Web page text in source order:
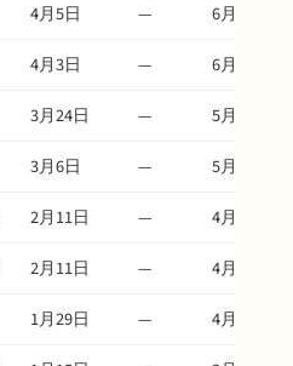
4月5日 —
6月9日
4月3日 —
6月7日
3月24日 —
5月28日
3月6日 —
5月10日
2月11日 —
4月17日
2月11日 —
4月17日
1月29日 —
4月4日